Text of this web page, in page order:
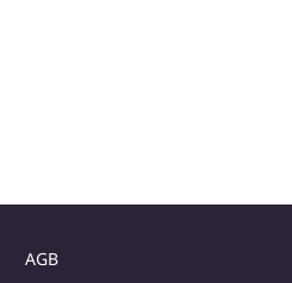
AGB